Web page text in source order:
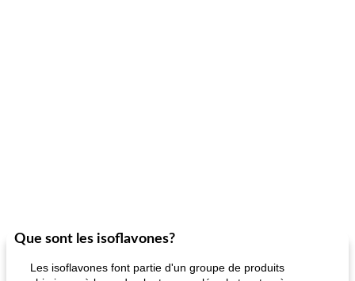
Que sont les isoflavones?
Les isoflavones font partie d'un groupe de produits